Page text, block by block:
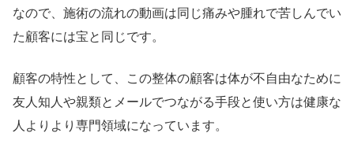
なので、施術の流れの動画は同じ痛みや腫れで苦しんでい
た顧客には宝と同じです。
顧客の特性として、この整体の顧客は体が不自由なために
友人知人や親類とメールでつながる手段と使い方は健康な
人よりより専門領域になっています。